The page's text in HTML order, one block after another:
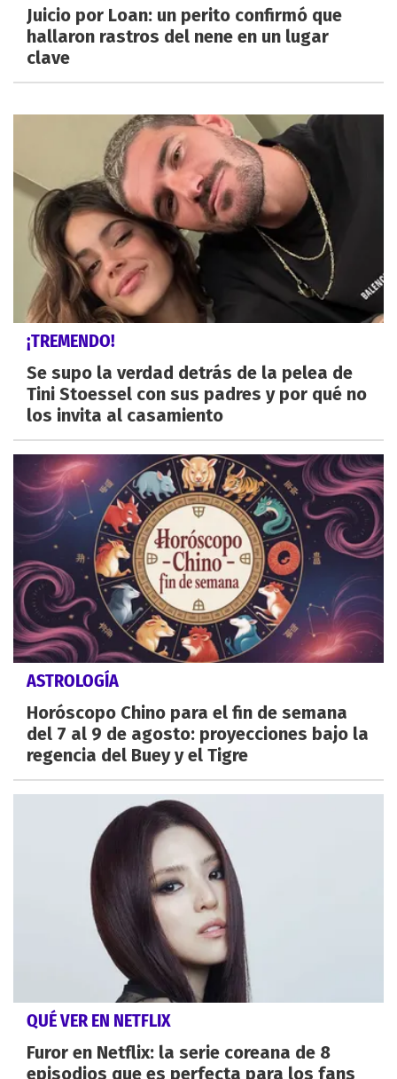
Juicio por Loan: un perito confirmó que
hallaron rastros del nene en un lugar
clave
¡TREMENDO!
Se supo la verdad detrás de la pelea de
Tini Stoessel con sus padres y por qué no
los invita al casamiento
ASTROLOGÍA
Horóscopo Chino para el fin de semana
del 7 al 9 de agosto: proyecciones bajo la
regencia del Buey y el Tigre
QUÉ VER EN NETFLIX
Furor en Netflix: la serie coreana de 8
episodios que es perfecta para los fans